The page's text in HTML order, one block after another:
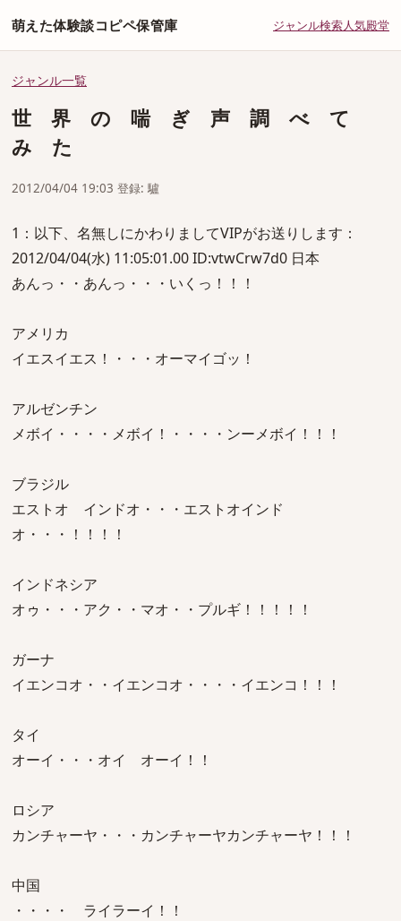
萌えた体験談コピペ保管庫 ジャンル検索人気殿堂
ジャンル一覧
世 界 の 喘 ぎ 声 調 べ て
み た
2012/04/04 19:03 登録: 驢
1：以下、名無しにかわりましてVIPがお送りします：
2012/04/04(水) 11:05:01.00 ID:vtwCrw7d0 日本
あんっ・・あんっ・・・いくっ！！！
アメリカ
イエスイエス！・・・オーマイゴッ！
アルゼンチン
メボイ・・・・メボイ！・・・・ンーメボイ！！！
ブラジル
エストオ インドオ・・・エストオインド
オ・・・！！！！
インドネシア
オゥ・・・アク・・マオ・・プルギ！！！！！
ガーナ
イエンコオ・・イエンコオ・・・・イエンコ！！！
タイ
オーイ・・・オイ オーイ！！
ロシア
カンチャーヤ・・・カンチャーヤカンチャーヤ！！！
中国
・・・・ ライラーイ！！